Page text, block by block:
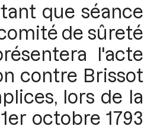
que séance
de sûreté
l'acte
contre Brissot
lors de la
octobre 1793